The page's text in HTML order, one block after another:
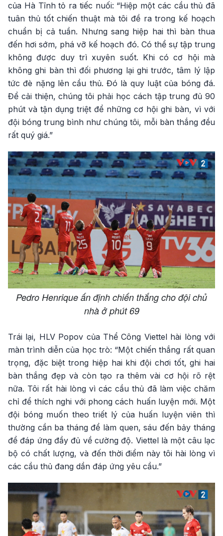
của Hà Tĩnh tỏ ra tiếc nuối: “Hiệp một các cầu thủ đã
tuân thủ tốt chiến thuật mà tôi đề ra trong kế hoạch
chuẩn bị cả tuần. Nhưng sang hiệp hai thì bàn thua
đến hơi sớm, phá vỡ kế hoạch đó. Có thể sự tập trung
không được duy trì xuyên suốt. Khi có cơ hội mà
không ghi bàn thì đối phương lại ghi trước, tâm lý lập
tức đè nặng lên cầu thủ. Đó là quy luật của bóng đá.
Để cải thiện, chúng tôi phải học cách tập trung đủ 90
phút và tận dụng triệt để những cơ hội ghi bàn, vì với
đội bóng trung bình như chúng tôi, mỗi bàn thắng đều
rất quý giá.”
Pedro Henrique ấn định chiến thắng cho đội chủ
nhà ở phút 69
Trái lại, HLV Popov của Thể Công Viettel hài lòng với
màn trình diễn của học trò: “Một chiến thắng rất quan
trọng, đặc biệt trong hiệp hai khi đội chơi tốt, ghi hai
bàn thắng đẹp và còn tạo ra thêm vài cơ hội rõ rệt
nữa. Tôi rất hài lòng vì các cầu thủ đã làm việc chăm
chỉ để thích nghi với phong cách huấn luyện mới. Một
đội bóng muốn theo triết lý của huấn luyện viên thì
thường cần ba tháng để làm quen, sáu đến bảy tháng
để đáp ứng đầy đủ về cường độ. Viettel là một câu lạc
bộ có chất lượng, và đến thời điểm này tôi hài lòng vì
các cầu thủ đang dần đáp ứng yêu cầu.”